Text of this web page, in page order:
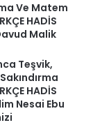
Ve Matem
HADİS
Malik
Teşvik,
HADİS
Nesai Ebu